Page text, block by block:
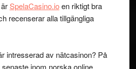
SpelaCasino.ioen riktigt bra
recenserar alla tillgängliga
intresserad av nätcasinon? På
inom norska online